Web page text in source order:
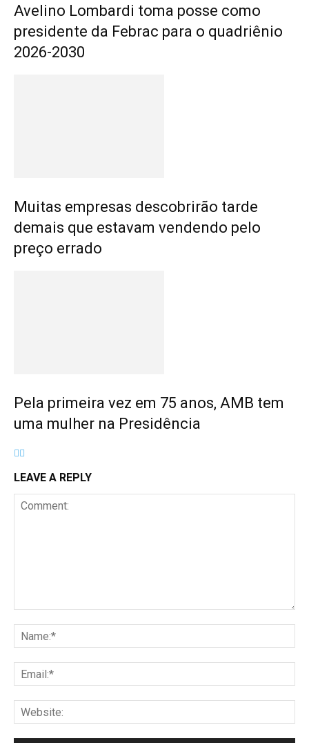
Avelino Lombardi toma posse como
presidente da Febrac para o quadriênio
2026-2030
Muitas empresas descobrirão tarde
demais que estavam vendendo pelo
preço errado
Pela primeira vez em 75 anos, AMB tem
uma mulher na Presidência
LEAVE A REPLY